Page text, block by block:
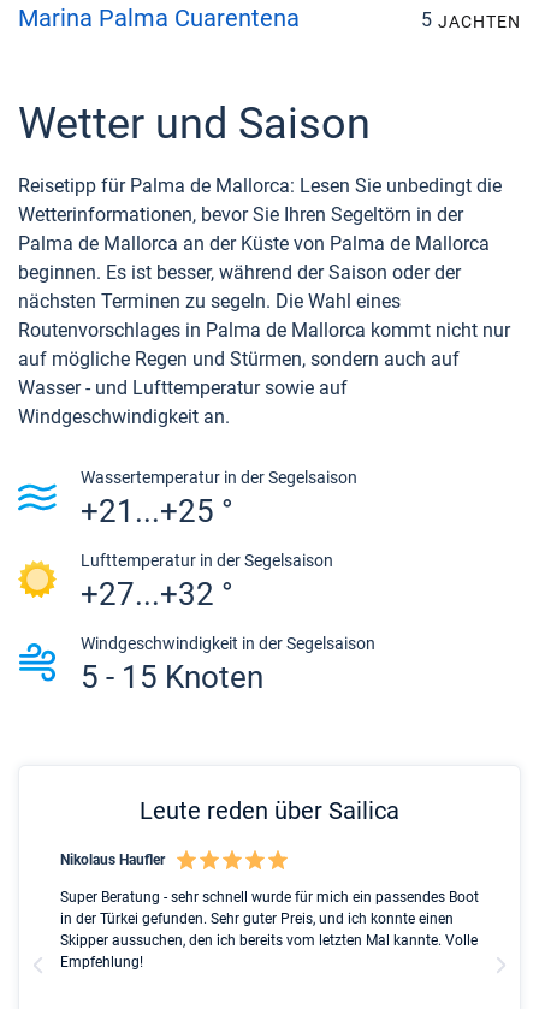
Marina Palma Cuarentena 5 JACHTEN
Wetter und Saison
Reisetipp für Palma de Mallorca: Lesen Sie unbedingt die
Wetterinformationen, bevor Sie Ihren Segeltörn in der
Palma de Mallorca an der Küste von Palma de Mallorca
beginnen. Es ist besser, während der Saison oder der
nächsten Terminen zu segeln. Die Wahl eines
Routenvorschlages in Palma de Mallorca kommt nicht nur
auf mögliche Regen und Stürmen, sondern auch auf
Wasser - und Lufttemperatur sowie auf
Windgeschwindigkeit an.
Wassertemperatur in der Segelsaison
+21...+25 °
Lufttemperatur in der Segelsaison
+27...+32 °
Windgeschwindigkeit in der Segelsaison
5 - 15 Knoten
Leute reden über Sailica
Nikolaus Haufler
Super Beratung - sehr schnell wurde für mich ein passendes Boot
in der Türkei gefunden. Sehr guter Preis, und ich konnte einen
Skipper aussuchen, den ich bereits vom letzten Mal kannte. Volle
Empfehlung!